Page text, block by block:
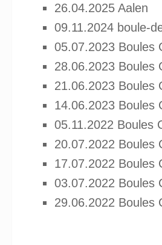
26.04.2025 Aalen
09.11.2024 boule-
05.07.2023 Boules
28.06.2023 Boules
21.06.2023 Boules
14.06.2023 Boules
05.11.2022 Boules
20.07.2022 Boules
17.07.2022 Boules
03.07.2022 Boules
29.06.2022 Boules